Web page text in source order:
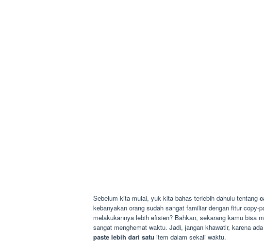
Sebelum kita mulai, yuk kita bahas terlebih dahulu tentang
kebanyakan orang sudah sangat familiar dengan fitur
melakukannya lebih efisien? Bahkan, sekarang kamu bisa
sangat menghemat waktu. Jadi, jangan khawatir, karena
paste lebih dari satu item dalam sekali waktu.